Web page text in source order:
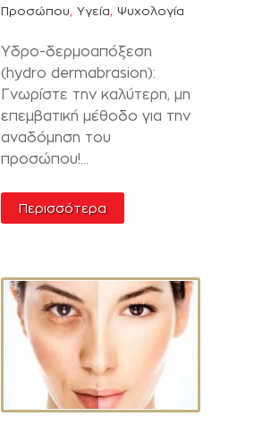
Προσώπου, Υγεία, Ψυχολογία
Υδρο-δερμοαπόξεση
(hydro dermabrasion):
Γνωρίστε την καλύτερη, μη
επεμβατική μέθοδο για την
αναδόμηση του
προσώπου!...
Περισσότερα